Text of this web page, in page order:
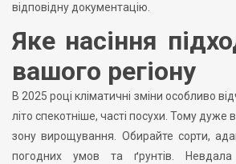
відповідну документацію.
Яке насіння
вашого регіону
В 2025 році кліматичні зміни особливо
літо спекотніше, часті посухи. Тому
зону вирощування. Обирайте сорти,
погодних умов та ґрунтів.